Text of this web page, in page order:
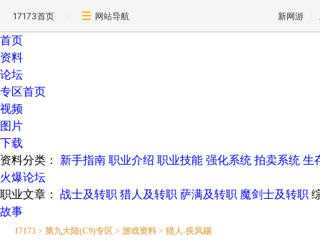
17173首页 网站导航 新网游
首页
资料
论坛
专区首页
视频
图片
下载
资料分类：
新手指南 职业介绍 职业技能 强化系统 拍卖系统 生
火爆论坛
职业文章：
战士及转职 猎人及转职 萨满及转职 魔剑士及转职
故事
17173 > 第九大陆(C9)专区 > 游戏资料 > 猎人-疾风踢